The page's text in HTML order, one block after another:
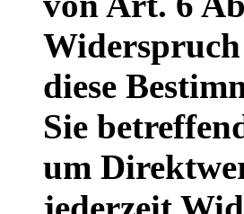
diese
Sie
um